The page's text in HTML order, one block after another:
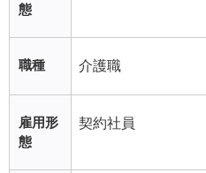
態
職種 介護職
雇用形
態
契約社員